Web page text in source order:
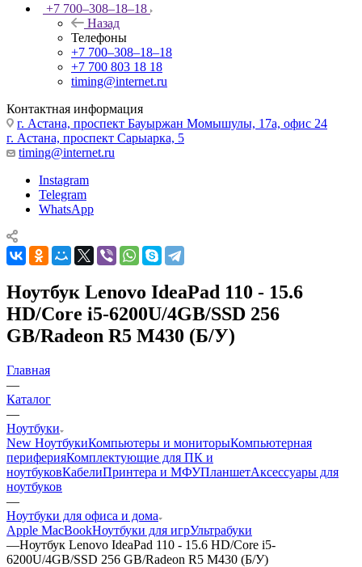
+7 700‒308‒18‒18
Назад
Телефоны
+7 700‒308‒18‒18
+7 700 803 18 18
timing@internet.ru
Контактная информация
г. Астана, проспект Бауыржан Момышулы, 17а, офис 24
г. Астана, проспект Сарыарка, 5
timing@internet.ru
Instagram
Telegram
WhatsApp
Ноутбук Lenovo IdeaPad 110 - 15.6
HD/Core i5-6200U/4GB/SSD 256
GB/Radeon R5 M430 (Б/У)
Главная
—
Каталог
—
Ноутбуки
New НоутбукиКомпьютеры и мониторыКомпьютерная
периферияКомплектующие для ПК и
ноутбуковКабелиПринтера и МФУПланшетАксессуары для
ноутбуков
—
Ноутбуки для офиса и дома
Apple MacBookНоутбуки для игрУльтрабуки
—Ноутбук Lenovo IdeaPad 110 - 15.6 HD/Core i5-
6200U/4GB/SSD 256 GB/Radeon R5 M430 (Б/У)